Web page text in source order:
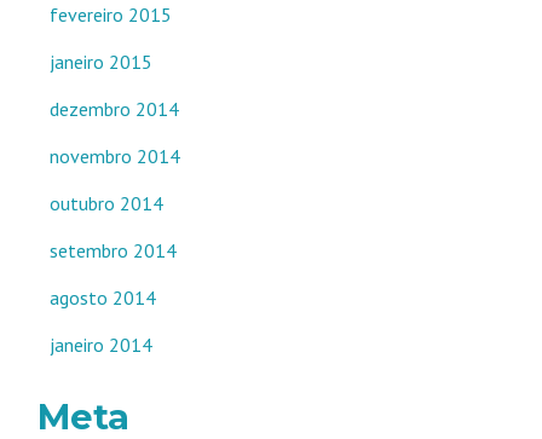
fevereiro 2015
janeiro 2015
dezembro 2014
novembro 2014
outubro 2014
setembro 2014
agosto 2014
janeiro 2014
Meta